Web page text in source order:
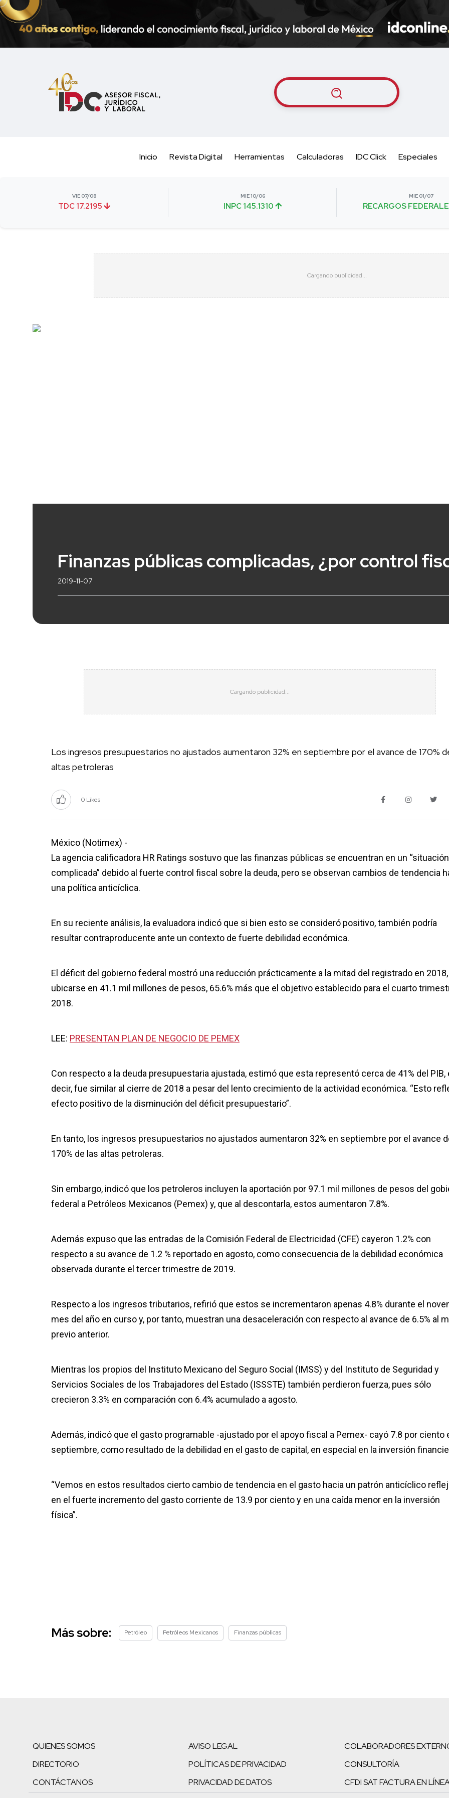
Inicio Revista Digital Herramientas Calculadoras IDC Click Especiales
VIE 07/08
TDC 17.2195
MIE 10/06
INPC 145.1310
MIE 01/07
RECARGOS
Finanzas públicas complicadas, ¿por control
2019-11-07
Los ingresos presupuestarios no ajustados aumentaron 32% en septiembre por el avance de 170%
altas petroleras
0 Likes
México (Notimex) -
La agencia calificadora HR Ratings sostuvo que las finanzas públicas se encuentran en un “situación
complicada” debido al fuerte control fiscal sobre la deuda, pero se observan cambios de tendencia
una política anticíclica.
En su reciente análisis, la evaluadora indicó que si bien esto se consideró positivo, también podría
resultar contraproducente ante un contexto de fuerte debilidad económica.
El déficit del gobierno federal mostró una reducción prácticamente a la mitad del registrado en 2018,
ubicarse en 41.1 mil millones de pesos, 65.6% más que el objetivo establecido para el cuarto
2018.
LEE: PRESENTAN PLAN DE NEGOCIO DE PEMEX
Con respecto a la deuda presupuestaria ajustada, estimó que esta representó cerca de 41% del PIB,
decir, fue similar al cierre de 2018 a pesar del lento crecimiento de la actividad económica. “Esto
efecto positivo de la disminución del déficit presupuestario”.
En tanto, los ingresos presupuestarios no ajustados aumentaron 32% en septiembre por el avance
170% de las altas petroleras.
Sin embargo, indicó que los petroleros incluyen la aportación por 97.1 mil millones de pesos del
federal a Petróleos Mexicanos (Pemex) y, que al descontarla, estos aumentaron 7.8%.
Además expuso que las entradas de la Comisión Federal de Electricidad (CFE) cayeron 1.2% con
respecto a su avance de 1.2 % reportado en agosto, como consecuencia de la debilidad económica
observada durante el tercer trimestre de 2019.
Respecto a los ingresos tributarios, refirió que estos se incrementaron apenas 4.8% durante el
mes del año en curso y, por tanto, muestran una desaceleración con respecto al avance de 6.5% al
previo anterior.
Mientras los propios del Instituto Mexicano del Seguro Social (IMSS) y del Instituto de Seguridad y
Servicios Sociales de los Trabajadores del Estado (ISSSTE) también perdieron fuerza, pues sólo
crecieron 3.3% en comparación con 6.4% acumulado a agosto.
Además, indicó que el gasto programable -ajustado por el apoyo fiscal a Pemex- cayó 7.8 por ciento
septiembre, como resultado de la debilidad en el gasto de capital, en especial en la inversión
“Vemos en estos resultados cierto cambio de tendencia en el gasto hacia un patrón anticíclico
en el fuerte incremento del gasto corriente de 13.9 por ciento y en una caída menor en la inversión
física”.
Más sobre: Petróleo Petróleos Mexicanos Finanzas públicas
QUIENES SOMOS
DIRECTORIO
CONTÁCTANOS
AVISO LEGAL
POLÍTICAS DE PRIVACIDAD
PRIVACIDAD DE DATOS
COLABORADORES
CONSULTORÍA
CFDI SAT FACTURA EN